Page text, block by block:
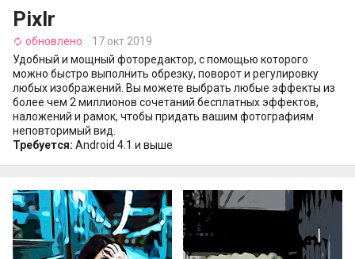
Pixlr
autorenew обновлено
17 окт 2019
Удобный и мощный фоторедактор, с помощью которого
можно быстро выполнить обрезку, поворот и регулировку
любых изображений. Вы можете выбрать любые эффекты из
более чем 2 миллионов сочетаний бесплатных эффектов,
наложений и рамок, чтобы придать вашим фотографиям
неповторимый вид.
Требуется: Android 4.1 и выше